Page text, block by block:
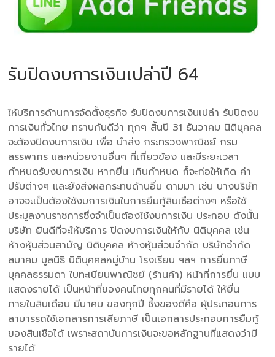
รับปิดงบการเงินเปล่าปี 64
ให้บริการด้านการจัดตั้งธุรกิจ รับปิดงบการเงินเปล่า รับปิดงบ
การเงินทั่วไทย ทราบกันดีว่า ทุกๆ สิ้นปี 31 ธันวาคม นิติบุคคล
จะต้องปิดงบการเงิน เพื่อ นำส่ง กระทรวงพาณิชย์ กรม
สรรพากร และหน่วยงานอื่นๆ ที่เกี่ยวข้อง และมีระยะเวลา
กำหนดรับงบการเงิน หากยื่น เกินกำหนด ก็จะก่อให้เกิด ค่า
ปรับต่างๆ และยังส่งผลกระทบด้านอื่น ตามมา เช่น บางบริษัท
อาจจะเป็นต้องใช้งบการเงินในการยืมกู้สินเชือต่างๆ หรือใช้
ประมูลงานราชการซึ่งจำเป็นต้องใช้งบการเงิน ประกอบ ดังนั้น
บริษัท ยินดีที่จะให้บริการ ปิดงบการเงินให้กับ นิติบุคคล เช่น
ห้างหุ้นส่วนสามัญ นิติบุคคล ห้างหุ้นส่วนจำกัด บริษัทจำกัด
สมาคม มูลนิธิ นิติบุคคลหมู่บ้าน โรงเรียน ฯลฯ การยื่นภาษี
บุคคลธรรมดา ใบทะเบียนพาณิชย์ (ร้านค้า) หน้าที่การยื่น แบบ
แสดงรายได้ เป็นหน้าที่ของคนไทยทุกคนที่มีรายได้ ให้ยื่น
ภายในสินเดือน มีนาคม ของทุกปี ซึ้งของดีคือ ผุ้ประกอบการ
สามารรถใช้เอกสารการเสียภาษี เป็นเอกสารประกอบการยืมกู้
ของสินเชือได้ เพราะสถาบันการเงินจะขอหลักฐานที่แสดงว่ามี
รายได้